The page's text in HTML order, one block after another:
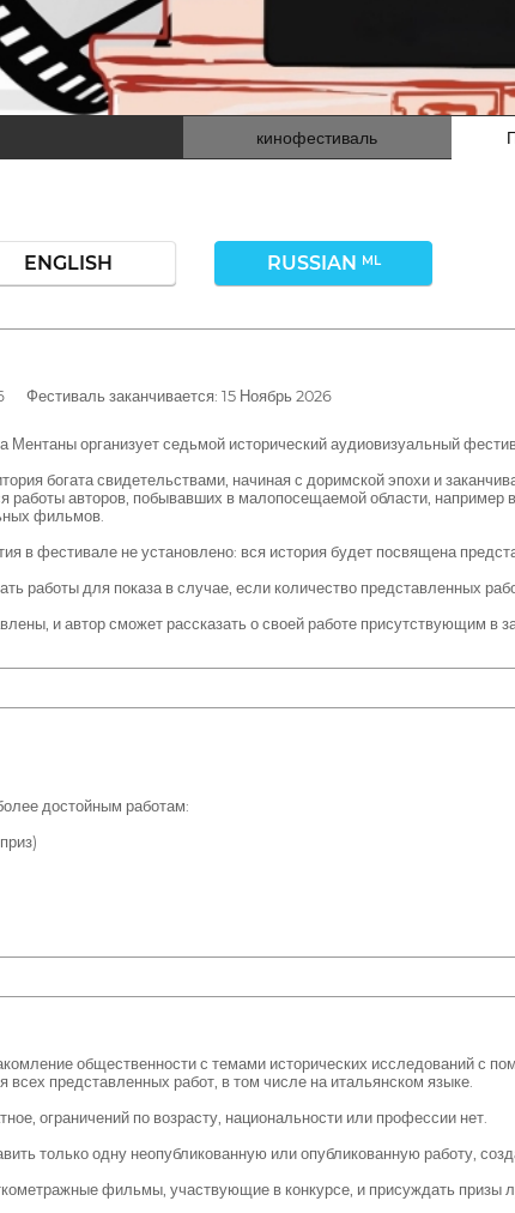
кинофестиваль
ENGLISH RUSSIAN ML
Фестиваль заканчивается: 15 Ноябрь 2026
Ментаны организует седьмой исторический аудиовизуальный
богата свидетельствами, начиная с доримской эпохи и
работы авторов, побывавших в малопосещаемой области, например
фильмов.
в фестивале не установлено: вся история будет посвящена
работы для показа в случае, если количество представленных
и автор сможет рассказать о своей работе присутствующим в
достойным работам:
общественности с темами исторических исследований
всех представленных работ, в том числе на итальянском языке.
ограничений по возрасту, национальности или профессии нет.
только одну неопубликованную или опубликованную работу,
фильмы, участвующие в конкурсе, и присуждать